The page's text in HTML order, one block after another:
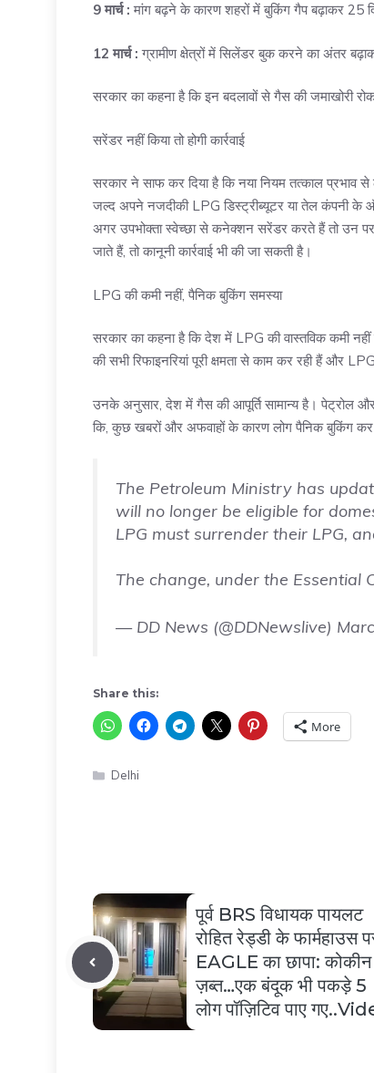
9 मार्च : मांग बढ़ने के कारण शहरों में बुकिंग गैप बढ़ाकर 25
12 मार्च : ग्रामीण क्षेत्रों में सिलेंडर बुक करने का अंतर
सरकार का कहना है कि इन बदलावों से गैस की जमाखोरी
सरेंडर नहीं किया तो होगी कार्रवाई
सरकार ने साफ कर दिया है कि नया नियम तत्काल
जल्द अपने नजदीकी LPG डिस्ट्रीब्यूटर या तेल कंपनी के
अगर उपभोक्ता स्वेच्छा से कनेक्शन सरेंडर करते हैं तो उन
जाते हैं, तो कानूनी कार्रवाई भी की जा सकती है।
LPG की कमी नहीं, पैनिक बुकिंग समस्या
सरकार का कहना है कि देश में LPG की वास्तविक कमी
की सभी रिफाइनरियां पूरी क्षमता से काम कर रही हैं और LPG
उनके अनुसार, देश में गैस की आपूर्ति सामान्य है। पेट्रोल
कि, कुछ खबरों और अफवाहों के कारण लोग पैनिक बुकिंग
The Petroleum Ministry has
will no longer be eligible for
LPG must surrender their LPG,
The change, under the Essential
— DD News (@DDNewslive)
Share this:
More
Categories
Delhi
पूर्व BRS विधायक पायलट
रोहित रेड्डी के फार्महाउस
EAGLE का छापा: कोकीन
ज़ब्त…एक बंदूक भी पकड़े 5
लोग पॉज़िटिव पाए